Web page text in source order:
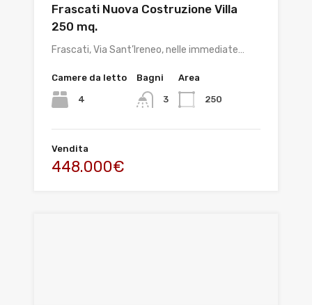
Frascati Nuova Costruzione Villa
250 mq.
Frascati, Via Sant’Ireneo, nelle immediate…
Camere da letto
4
Bagni
3
Area
250
Vendita
448.000€